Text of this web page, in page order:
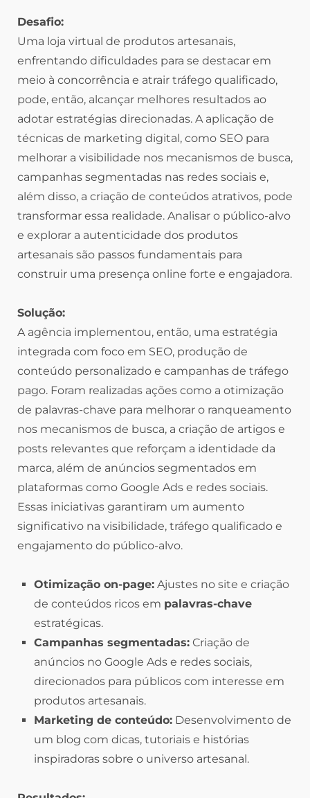
Desafio:
Uma loja virtual de produtos artesanais,
enfrentando dificuldades para se destacar em
meio à concorrência e atrair tráfego qualificado,
pode, então, alcançar melhores resultados ao
adotar estratégias direcionadas. A aplicação de
técnicas de marketing digital, como SEO para
melhorar a visibilidade nos mecanismos de busca,
campanhas segmentadas nas redes sociais e,
além disso, a criação de conteúdos atrativos, pode
transformar essa realidade. Analisar o público-alvo
e explorar a autenticidade dos produtos
artesanais são passos fundamentais para
construir uma presença online forte e engajadora.
Solução:
A agência implementou, então, uma estratégia
integrada com foco em SEO, produção de
conteúdo personalizado e campanhas de tráfego
pago. Foram realizadas ações como a otimização
de palavras-chave para melhorar o ranqueamento
nos mecanismos de busca, a criação de artigos e
posts relevantes que reforçam a identidade da
marca, além de anúncios segmentados em
plataformas como Google Ads e redes sociais.
Essas iniciativas garantiram um aumento
significativo na visibilidade, tráfego qualificado e
engajamento do público-alvo.
Otimização on-page: Ajustes no site e criação
de conteúdos ricos em palavras-chave
estratégicas.
Campanhas segmentadas: Criação de
anúncios no Google Ads e redes sociais,
direcionados para públicos com interesse em
produtos artesanais.
Marketing de conteúdo: Desenvolvimento de
um blog com dicas, tutoriais e histórias
inspiradoras sobre o universo artesanal.